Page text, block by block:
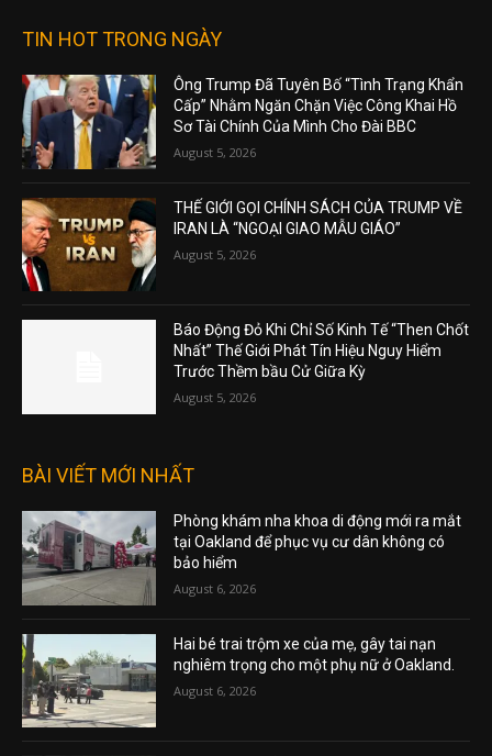
TIN HOT TRONG NGÀY
Ông Trump Đã Tuyên Bố “Tình Trạng Khẩn
Cấp” Nhằm Ngăn Chặn Việc Công Khai Hồ
Sơ Tài Chính Của Mình Cho Đài BBC
August 5, 2026
THẾ GIỚI GỌI CHÍNH SÁCH CỦA TRUMP VỀ
IRAN LÀ “NGOẠI GIAO MẪU GIÁO”
August 5, 2026
Báo Động Đỏ Khi Chỉ Số Kinh Tế “Then Chốt
Nhất” Thế Giới Phát Tín Hiệu Nguy Hiểm
Trước Thềm bầu Cử Giữa Kỳ
August 5, 2026
BÀI VIẾT MỚI NHẤT
Phòng khám nha khoa di động mới ra mắt
tại Oakland để phục vụ cư dân không có
bảo hiểm
August 6, 2026
Hai bé trai trộm xe của mẹ, gây tai nạn
nghiêm trọng cho một phụ nữ ở Oakland.
August 6, 2026